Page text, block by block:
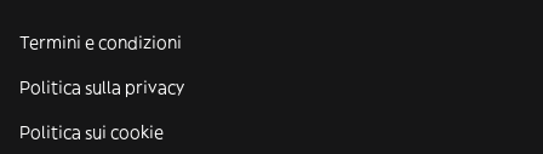
Termini e condizioni
Politica sulla privacy
Politica sui cookie